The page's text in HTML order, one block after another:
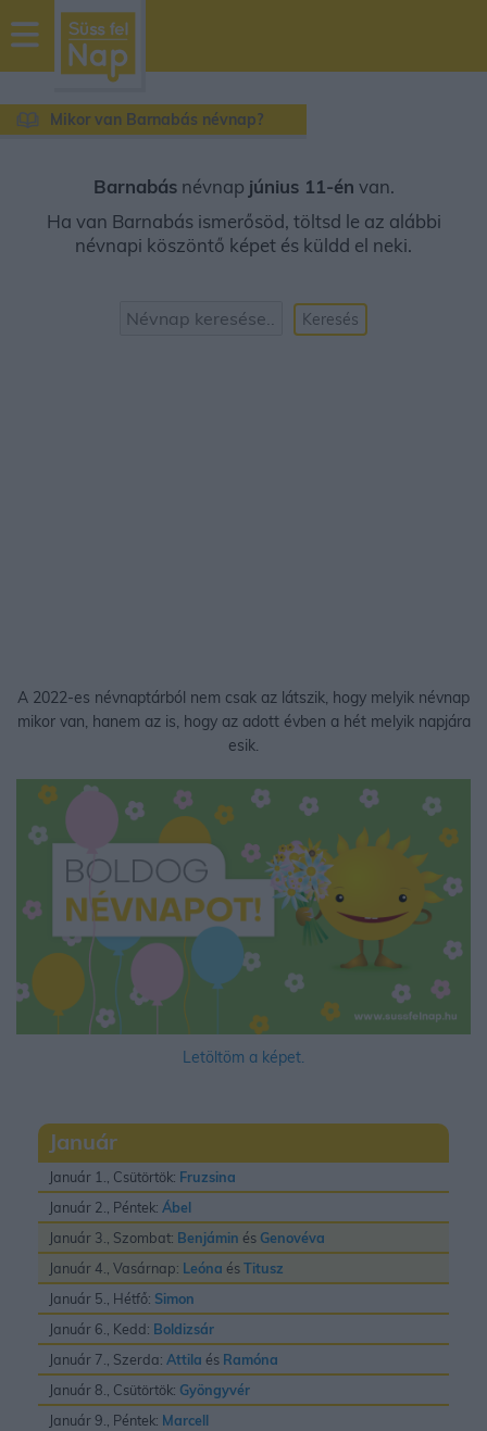
sussfelnap.hu
időjárás
Mikor van Barnabás névnap?
Barnabásnévnap június 11-én van.
Ha van Barnabás ismerősöd, töltsd le az alábbi
névnapi köszöntő képet és küldd el neki.
Keresés
A 2022-es névnaptárból nem csak az látszik, hogy melyik névnap
mikor van, hanem az is, hogy az adott évben a hét melyik napjára
esik.
Letöltöm a képet.
Január
Január 1., Csütörtök: Fruzsina
Január 2., Péntek: Ábel
Január 3., Szombat: Benjámin és Genovéva
Január 4., Vasárnap: Leóna ésTitusz
Január 5., Hétfő: Simon
Január 6., Kedd: Boldizsár
Január 7., Szerda: Attila és Ramóna
Január 8., Csütörtök: Gyöngyvér
Január 9., Péntek: Marcell